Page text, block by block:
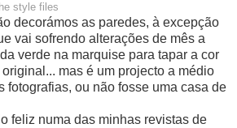
style files
decorámos as paredes, à excepção
vai sofrendo alterações de mês a
verde na marquise para tapar a cor
mas é um projecto a médio
fotografias, ou não fosse uma casa de
feliz numa das minhas revistas de